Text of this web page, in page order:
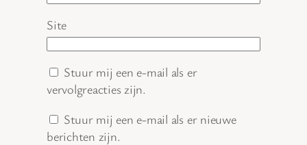
Site
Stuur mij een e-mail als er
vervolgreacties zijn.
Stuur mij een e-mail als er nieuwe
berichten zijn.